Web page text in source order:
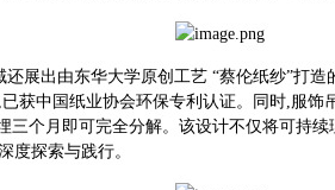
还展出由东华大学原创工艺 “蔡伦纸纱”打
获中国纸业协会环保专利认证。同时,服饰
三个月即可完全分解。该设计不仅将可持
度探索与践行。